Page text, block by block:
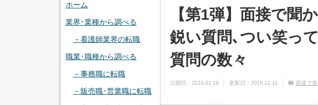
【第1弾】面接で聞
鋭い質問､つい笑っ
質問の数々
公開日： 2016.01.18 更新日： 2016.11.11 面接で
ホーム
業界･業種から調べる
－看護師業界の転職
職業･職種から調べる
－事務職に転職
－販売職･営業職に転職